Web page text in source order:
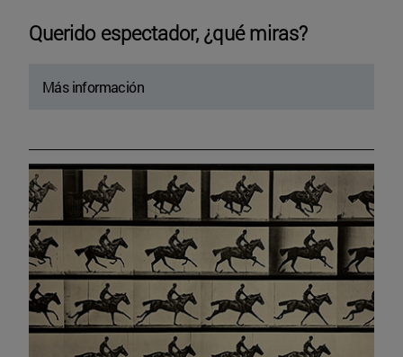
Querido espectador, ¿qué miras?
Más información